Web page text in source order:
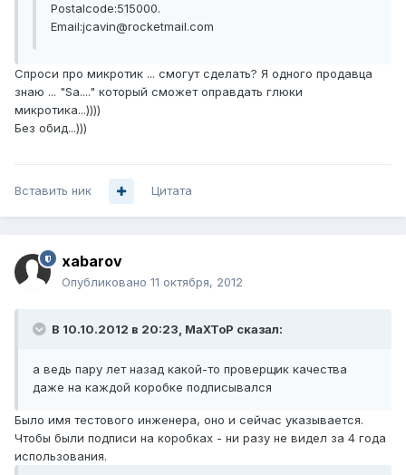
Postalcode:515000.
Email:jcavin@rocketmail.com
Спроси про микротик ... смогут сделать? Я одного продавца
знаю ... "Sa...." который сможет оправдать глюки
микротика...))))
Без обид...)))
Вставить ник Цитата
xabarov
Опубликовано 11 октября, 2012
В 10.10.2012 в 20:23, MaXToP сказал:
а ведь пару лет назад какой-то проверщик качества
даже на каждой коробке подписывался
Было имя тестового инженера, оно и сейчас указывается.
Чтобы были подписи на коробках - ни разу не видел за 4 года
использования.